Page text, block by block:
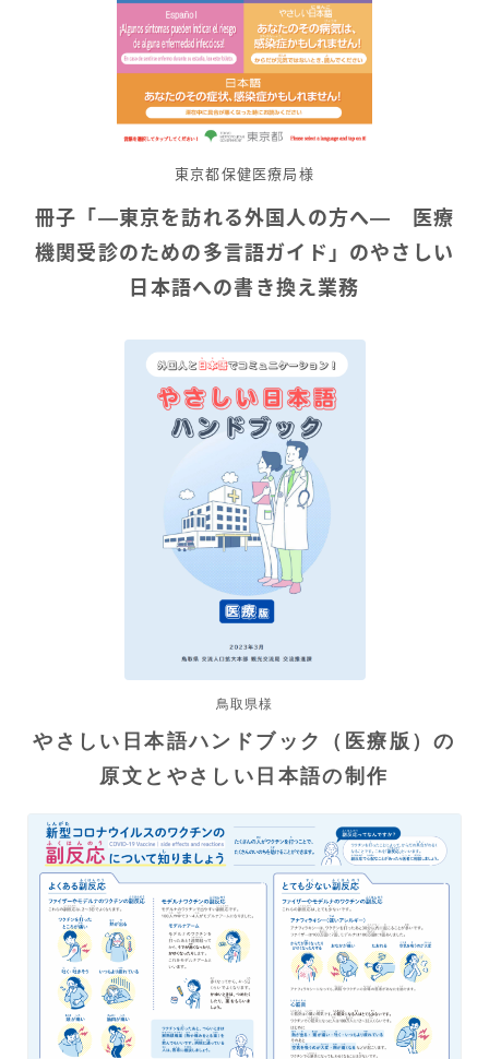
東京都保健医療局様
冊子「 ―東京を訪れる外国人の方へ― 医療
機関受診のための多言語ガイド 」のやさしい
日本語への書き換え業務
鳥取県様
やさしい日本語ハンドブック（医療版）の
原文とやさしい日本語の制作